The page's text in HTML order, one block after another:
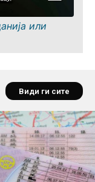
или
Види ги сите